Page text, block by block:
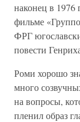
наконец в 1976
фильме
ФРГ
повести
Роми хорошо
много
на вопросы,
пленил образ